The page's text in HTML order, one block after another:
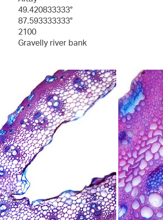
49.420833333°
87.593333333°
2100
Gravelly river bank